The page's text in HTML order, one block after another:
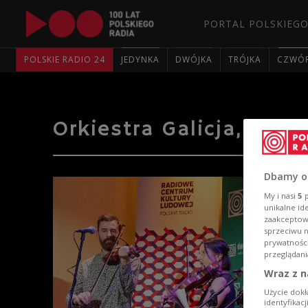
PORTAL
POLSKIE RADIO 24 JEDYNKA DWÓJKA TRÓJKA
Orkiestra Galicja,
Dbamy
My i nasi 5
unikalne
sprzeciwu
Wraz z
Użycie